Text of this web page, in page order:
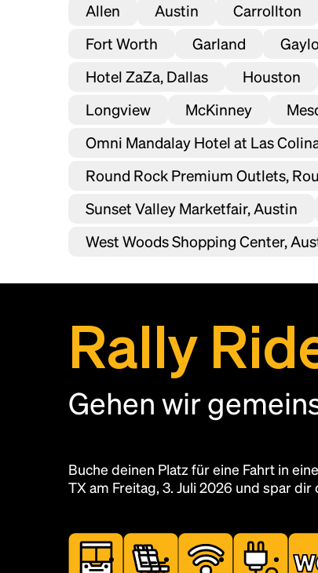
Allen Austin Carrollton
Fort Worth
Garland
Hotel ZaZa, Dallas
Houston
Longview
McKinney
Omni Mandalay Hotel at Las
Round Rock Premium Outlets,
Sunset Valley Marketfair, Austin
West Woods Shopping Center,
Rally
Gehen wir
Buche deinen Platz für eine Fahrt in
TX am Freitag, 3. Juli 2026 und spar